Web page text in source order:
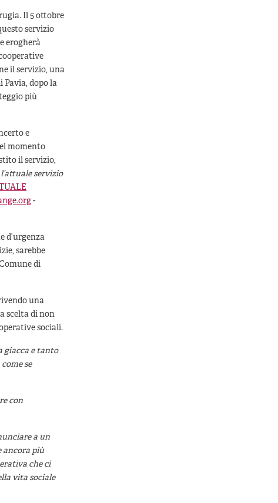
Il 5 ottobre
servizio
erogherà
il servizio, una
Pavia, dopo la
più
e
momento
il servizio,
servizio
-
d’urgenza
sarebbe
di
una
scelta di non
sociali.
giacca e tanto
se
con
a un
ancora più
che ci
vita sociale